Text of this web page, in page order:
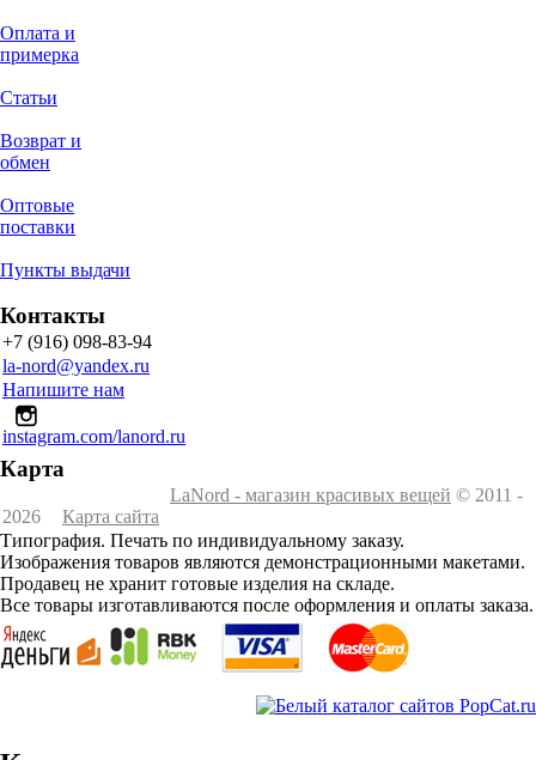
Оплата и
примерка
Статьи
Возврат и
обмен
Оптовые
поставки
Пункты выдачи
Контакты
+7 (916) 098-83-94
la-nord@yandex.ru
Напишите нам
instagram.com/lanord.ru
Карта
LaNord - магазин красивых вещей © 2011 -
2026
Карта сайта
Типография. Печать по индивидуальному заказу.
Изображения товаров являются демонстрационными макетами.
Продавец не хранит готовые изделия на складе.
Все товары изготавливаются после оформления и оплаты заказа.